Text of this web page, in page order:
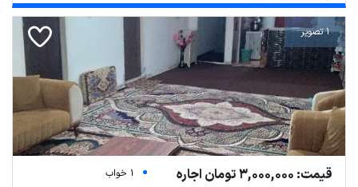
1 تصویر
قیمت: 3,000,000 تومان اجاره
1 خواب